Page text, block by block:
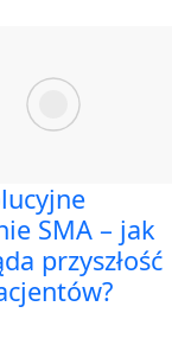
SMA – jak
przyszłość